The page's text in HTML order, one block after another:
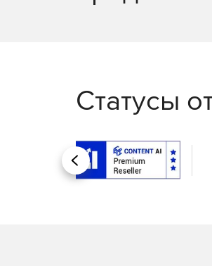
Статусы
Назад